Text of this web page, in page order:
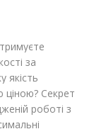
за
якість
Секрет
роботі з